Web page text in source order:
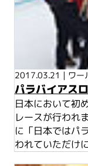
2017.03.21 | ワー
パラバイアス
日本において初
レースが行われ
に「日本ではパ
われていただけ